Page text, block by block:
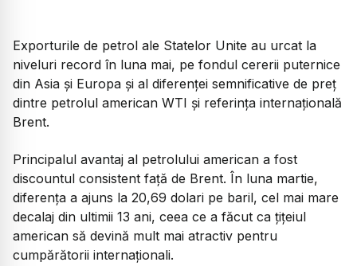
Exporturile de petrol ale Statelor Unite au urcat la
niveluri record în luna mai, pe fondul cererii puternice
din Asia și Europa și al diferenței semnificative de preț
dintre petrolul american WTI și referința internațională
Brent.
Principalul avantaj al petrolului american a fost
discountul consistent față de Brent. În luna martie,
diferența a ajuns la 20,69 dolari pe baril, cel mai mare
decalaj din ultimii 13 ani, ceea ce a făcut ca țițeiul
american să devină mult mai atractiv pentru
cumpărătorii internaționali.